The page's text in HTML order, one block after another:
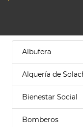
Albufera
Alquería de
Bienestar Social
Bomberos